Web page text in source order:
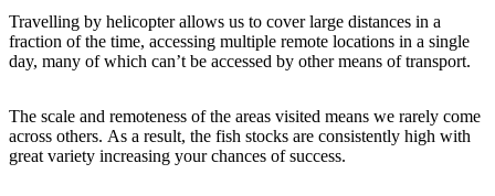
Travelling by helicopter allows us to cover large distances in a
fraction of the time, accessing multiple remote locations in a single
day, many of which can’t be accessed by other means of transport.
The scale and remoteness of the areas visited means we rarely come
across others. As a result, the fish stocks are consistently high with
great variety increasing your chances of success.